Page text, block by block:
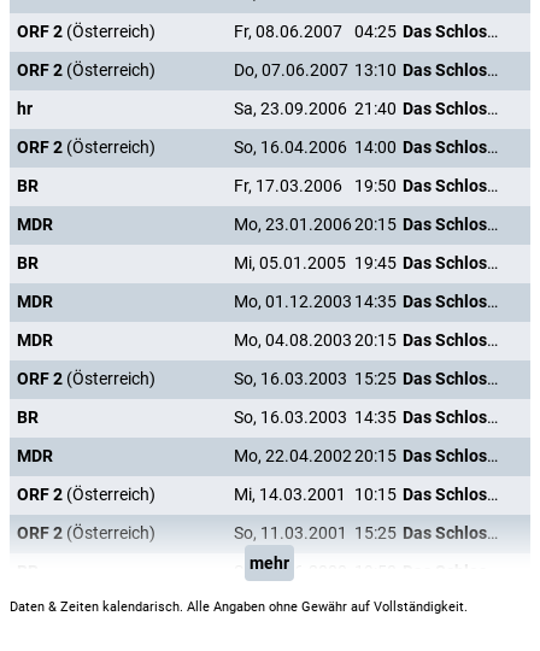
ORF 2 (Österreich) Fr, 08.06.2007 04:25
Das Schloss in Tirol
ORF 2 (Österreich) Do, 07.06.2007 13:10
Das Schloss in Tirol
hr
Sa, 23.09.2006 21:40
Das Schloss in Tirol
ORF 2 (Österreich) So, 16.04.2006 14:00
Das Schloss in Tirol
BR
Fr, 17.03.2006 19:50
Das Schloss in Tirol
MDR
Mo, 23.01.200620:15
Das Schloss in Tirol
BR
Mi, 05.01.2005 19:45
Das Schloss in Tirol
MDR
Mo, 01.12.2003 14:35
Das Schloss in Tirol
MDR
Mo, 04.08.200320:15
Das Schloss in Tirol
ORF 2 (Österreich) So, 16.03.2003 15:25
Das Schloss in Tirol
BR
So, 16.03.2003 14:35
Das Schloss in Tirol
MDR
Mo, 22.04.200220:15
Das Schloss in Tirol
ORF 2 (Österreich) Mi, 14.03.2001 10:15
Das Schloss in Tirol
ORF 2 (Österreich) So, 11.03.2001 15:25
Das Schloss in Tirol
So, 18.06.2000
mehr
Daten & Zeiten kalendarisch. Alle Angaben ohne Gewähr auf Vollständigkeit.